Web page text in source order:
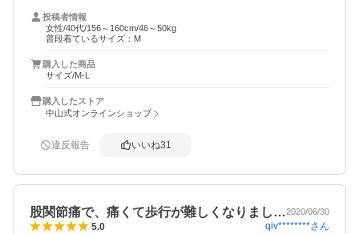
いことはなく外れたりもしないのでこのまま使い続けま
す。
投稿者情報
女性/40代/156～160cm/46～50kg
普段着ているサイズ：M
購入した商品
サイズ/M-L
購入したストア
中山式オンラインショップ
違反報告 いいね31
股関節痛で、痛くて歩行が難しくなりまし…2020/06/30
5.0 qiv********さん